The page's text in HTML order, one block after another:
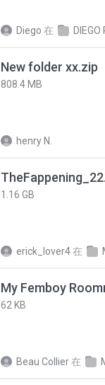
Diego 在 DIEGO
New folder xx.zip
808.4 MB
henry N.
1.16 GB
erick_lover4在
My Femboy
62 KB
Beau Collier在